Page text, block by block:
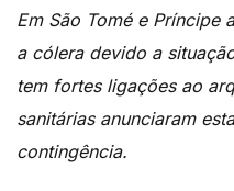
Em São Tomé e Príncipe
a cólera devido a
tem fortes ligações ao
sanitárias anunciaram
contingência.